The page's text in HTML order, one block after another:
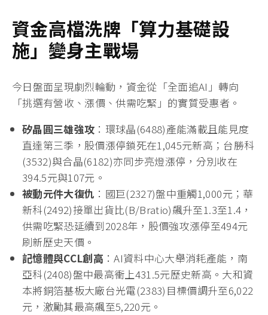
資金高檔洗牌「算力基礎設
施」變身主戰場
今日盤面呈現劇烈輪動，資金從「全面追AI」轉向
「挑選有營收、漲價、供需吃緊」的實質受惠者。
矽晶圓三雄強攻 ：環球晶(6488)產能滿載且能見度
直達第三季，股價漲停鎖死在1,045元新高；台勝科
(3532)與合晶(6182)亦同步亮燈漲停，分別收在
394.5元與107元。
被動元件大復仇 ：國巨(2327)盤中重觸1,000元；華
新科(2492)接單出貨比(B/Bratio)飆升至1.3至1.4，
供需吃緊恐延續到2028年，股價強攻漲停至494元
刷新歷史天價。
記憶體與CCL創高 ：AI資料中心大舉消耗產能，南
亞科(2408)盤中最高衝上431.5元歷史新高。大和資
本將銅箔基板大廠台光電(2383)目標價調升至6,022
元，激勵其最高飆至5,220元。